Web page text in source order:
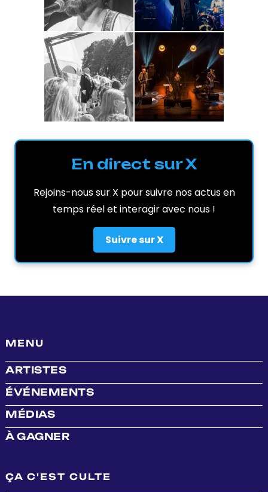
En direct sur X
Rejoins-nous sur X pour suivre nos actus en
temps réel et interagir avec nous !
Suivre sur X
MENU
ARTISTES
ÉVÉNEMENTS
MÉDIAS
À GAGNER
ÇA C'EST CULTE